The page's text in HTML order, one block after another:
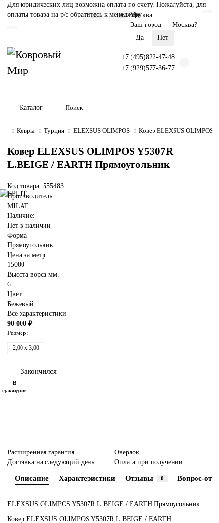
Для юридических лиц возможна оплата по счету. Пожалуйста, для
оплаты товара на р/с обратитесь к менеджеру
0 0
Москва
Ваш город — Москва?
+7 (495)822-47-48
+7 (929)577-36-77
Каталог
Ковры Турция ELEXSUS OLIMPOS Ковер ELEXSUS OLIMPOS
Ковер ELEXSUS OLIMPOS Y5307R
L.BEIGE / EARTH Прямоугольник
Код товара: 555483
Производитель:
MILAT
Наличие:
Нет в наличии
Форма
Прямоугольник
Цена за метр
15000
Высота ворса мм.
6
Цвет
Бежевый
Все характеристики
90 000 ₽
Размер:
2,00 x 3,00
Закончился
В
закладки
В
сравнение
Расширенная гарантия
Оверлок
Доставка на следующий день
Оплата при получении
Описание Характеристики Отзывы 0 Вопрос-
ELEXSUS OLIMPOS Y5307R L.BEIGE / EARTH Прямоугольник
Ковер ELEXSUS OLIMPOS Y5307R L.BEIGE / EARTH